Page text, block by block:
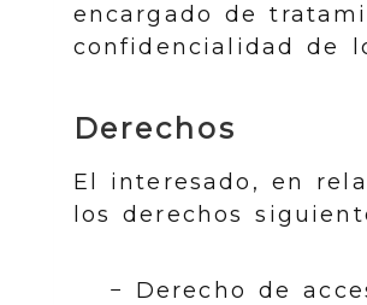
encargado de
confidencialidad de
Derechos
El interesado, en
los derechos
− Derecho de